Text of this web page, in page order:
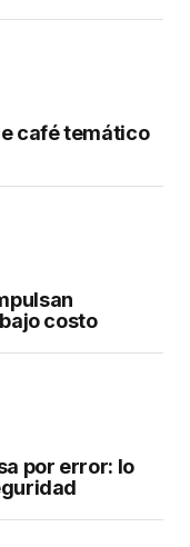
café temático
costo
por error: lo